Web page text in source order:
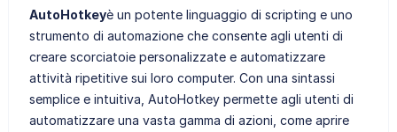
AutoHotkeyè un potente linguaggio di scripting e uno
strumento di automazione che consente agli utenti di
creare scorciatoie personalizzate e automatizzare
attività ripetitive sui loro computer. Con una sintassi
semplice e intuitiva, AutoHotkey permette agli utenti di
automatizzare una vasta gamma di azioni, come aprire